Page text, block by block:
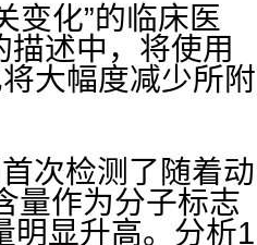
变化”的临床医
述中，将使用
大幅度减少所附
次检测了随着动
量作为分子标志
明显升高。分析1